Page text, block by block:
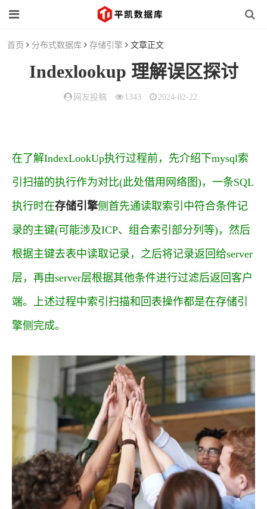
首页 分布式数据库 存储引擎 文章正文
Indexlookup 理解误区探讨
网友投稿 1343 2024-02-22
在了解IndexLookUp执行过程前，先介绍下mysql索
引扫描的执行作为对比(此处借用网络图)，一条SQL
执行时在存储引擎侧首先通读取索引中符合条件记
录的主键(可能涉及ICP、组合索引部分列等)，然后
根据主键去表中读取记录，之后将记录返回给server
层，再由server层根据其他条件进行过滤后返回客户
端。上述过程中索引扫描和回表操作都是在存储引
擎侧完成。